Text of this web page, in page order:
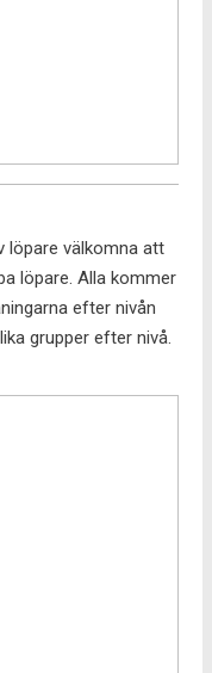
löpare välkomna att
löpare. Alla kommer
efter nivån
grupper efter nivå.